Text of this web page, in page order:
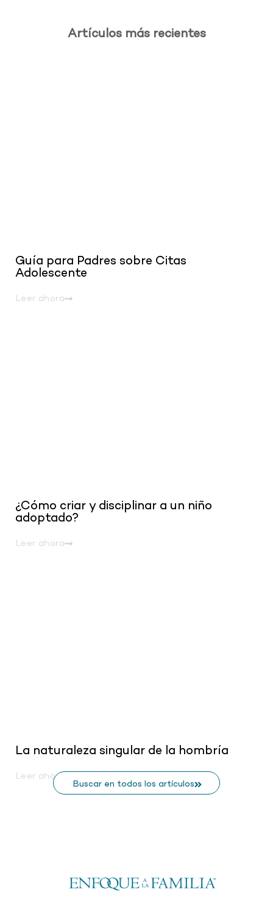
Artículos más recientes
Guía para Padres sobre Citas
Adolescente
Leer ahora
¿Cómo criar y disciplinar a un niño
adoptado?
Leer ahora
La naturaleza singular de la hombría
Leer ahora
Buscar en todos los artículos